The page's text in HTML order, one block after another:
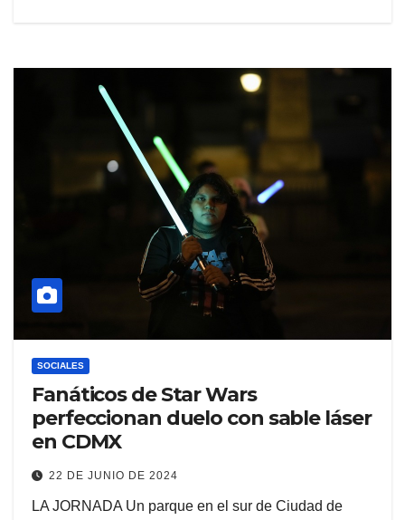
SOCIALES
Fanáticos de Star Wars
perfeccionan duelo con sable láser
en CDMX
22 DE JUNIO DE 2024
LA JORNADA Un parque en el sur de Ciudad de